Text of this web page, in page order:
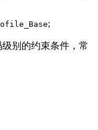
;
级别的约束条件，常